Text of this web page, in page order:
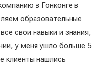
в Гонконге в
образовательные
свои навыки и знания,
у меня ушло больше 5
клиенты нашлись